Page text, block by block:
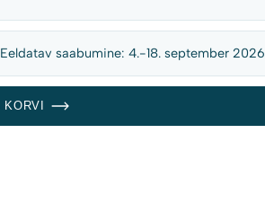
Eeldatav saabumine: 4.-18. september 2026
KORVI